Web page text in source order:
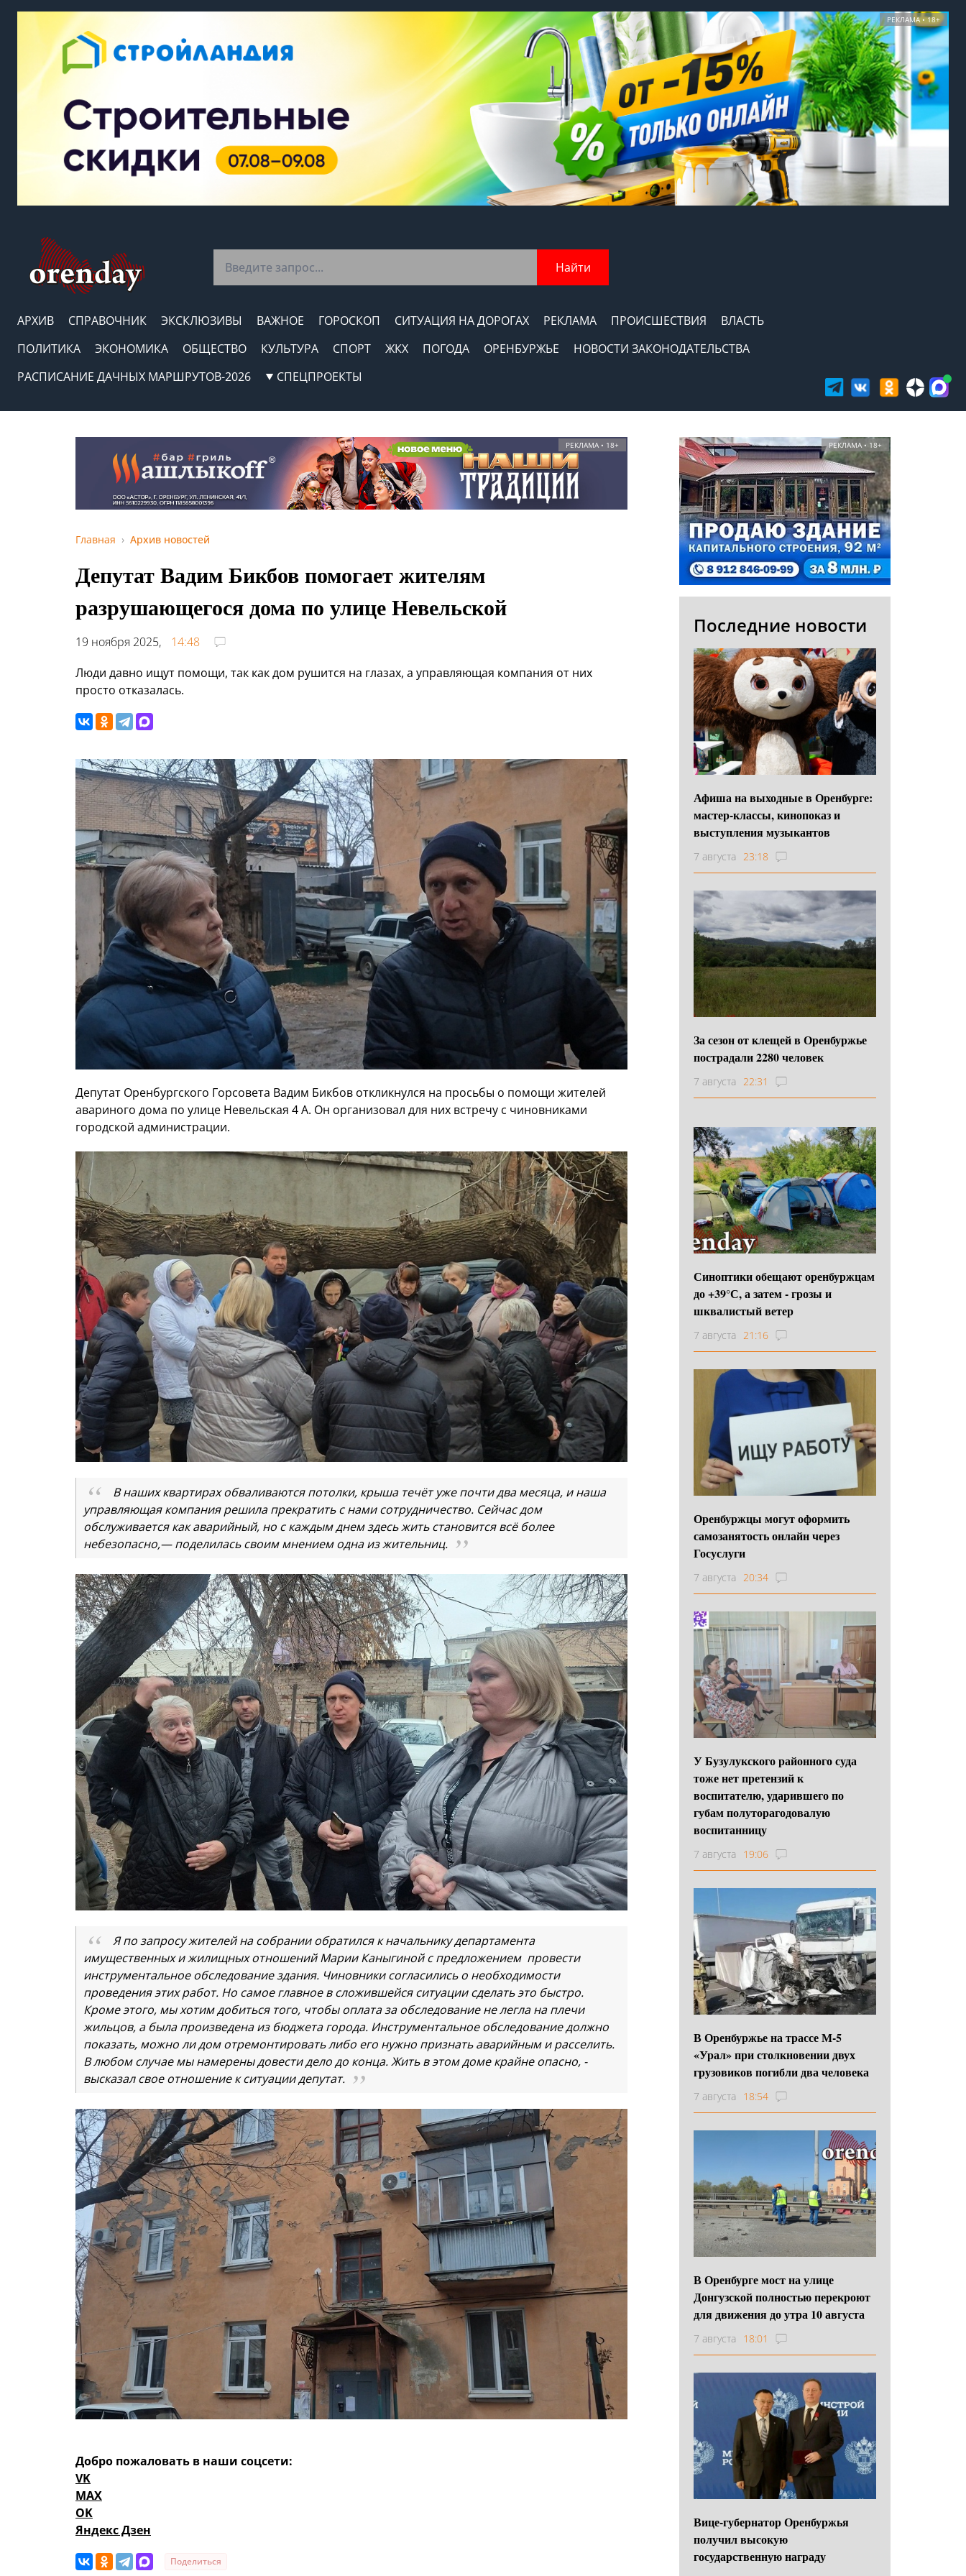
РЕКЛАМА • 18+
Найти
АРХИВ СПРАВОЧНИК ЭКСКЛЮЗИВЫ ВАЖНОЕ ГОРОСКОП СИТУАЦИЯ НА ДОРОГАХ РЕКЛАМА ПРОИСШЕСТВИЯ
ВЛАСТЬ
ПОЛИТИКА
ЭКОНОМИКА ОБЩЕСТВО КУЛЬТУРА СПОРТ ЖКХ ПОГОДА ОРЕНБУРЖЬЕ
НОВОСТИ ЗАКОНОДАТЕЛЬСТВА
РАСПИСАНИЕ ДАЧНЫХ МАРШРУТОВ-2026
СПЕЦПРОЕКТЫ
РЕКЛАМА • 18+
Главная Архив новостей
Депутат Вадим Бикбов помогает жителям
разрушающегося дома по улице Невельской
19 ноября 2025,
14:48
Люди давно ищут помощи, так как дом рушится на глазах, а управляющая компания от них
просто отказалась.
Депутат Оренбургского Горсовета Вадим Бикбов откликнулся на просьбы о помощи жителей
авариного дома по улице Невельская 4 А. Он организовал для них встречу с чиновниками
городской администрации.
В наших квартирах обваливаются потолки, крыша течёт уже почти два месяца, и наша
управляющая компания решила прекратить с нами сотрудничество. Сейчас дом
обслуживается как аварийный, но с каждым днем здесь жить становится всё более
небезопасно,— поделилась своим мнением одна из жительниц.
Я по запросу жителей на собрании обратился к начальнику департамента
имущественных и жилищных отношений Марии Каныгиной с предложением провести
инструментальное обследование здания. Чиновники согласились о необходимости
проведения этих работ. Но самое главное в сложившейся ситуации сделать это быстро.
Кроме этого, мы хотим добиться того, чтобы оплата за обследование не легла на плечи
жильцов, а была произведена из бюджета города. Инструментальное обследование должно
показать, можно ли дом отремонтировать либо его нужно признать аварийным и расселить.
В любом случае мы намерены довести дело до конца. Жить в этом доме крайне опасно, -
высказал свое отношение к ситуации депутат.
Добро пожаловать в наши соцсети:
VK
MAX
OK
Яндекс Дзен
Поделиться
РЕКЛАМА • 18+
Последние новости
Афиша на выходные в Оренбурге:
мастер-классы, кинопоказ и
выступления музыкантов
7 августа 23:18
За сезон от клещей в Оренбуржье
пострадали 2280 человек
7 августа 22:31
Синоптики обещают оренбуржцам
до +39°С, а затем - грозы и
шквалистый ветер
7 августа 21:16
Оренбуржцы могут оформить
самозанятость онлайн через
Госуслуги
7 августа 20:34
У Бузулукского районного суда
тоже нет претензий к
воспитателю, ударившего по
губам полуторагодовалую
воспитанницу
7 августа 19:06
В Оренбуржье на трассе М-5
«Урал» при столкновении двух
грузовиков погибли два человека
7 августа 18:54
В Оренбурге мост на улице
Донгузской полностью перекроют
для движения до утра 10 августа
7 августа 18:01
Вице-губернатор Оренбуржья
получил высокую
государственную награду